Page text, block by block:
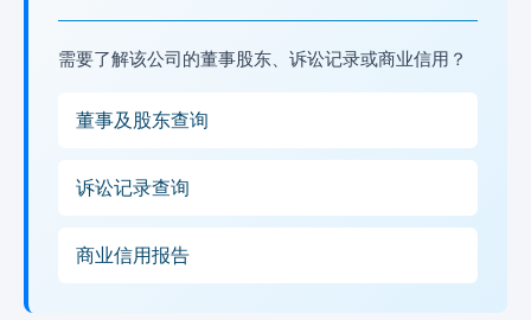
需要了解该公司的董事股东、诉讼记录或商业信用？
董事及股东查询
诉讼记录查询
商业信用报告